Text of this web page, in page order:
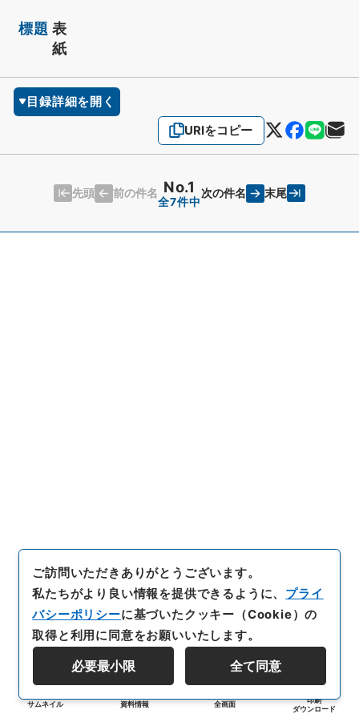
標題 表
紙
目録詳細を開く
URIをコピー
先頭 前の件名 No.1
全7件中
次の件名 末尾
サムネイル 資料情報 全画面
印刷
ダウンロード
ご訪問いただきありがとうございます。
私たちがより良い情報を提供できるように、 プライ
バシーポリシーに基づいたクッキー（Cookie）の
取得と利用に同意をお願いいたします。
必要最小限 全て同意